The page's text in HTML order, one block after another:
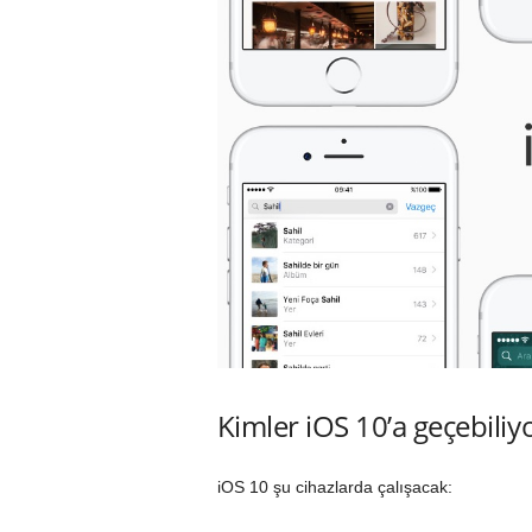
Kimler iOS 10’a
iOS 10 şu cihazlarda çalışacak: